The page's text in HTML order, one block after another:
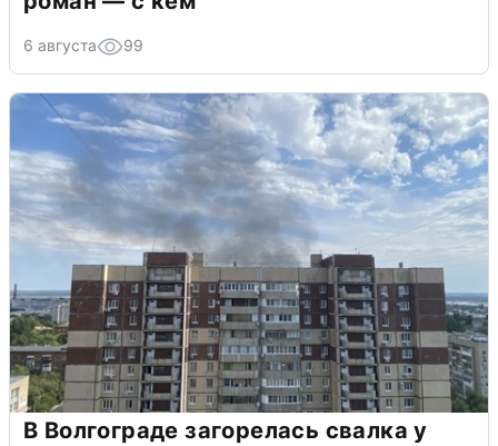
6 августа 99
В Волгограде загорелась свалка у